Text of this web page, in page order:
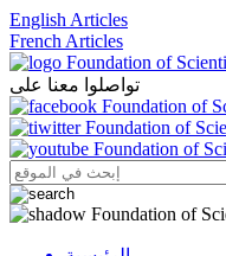
English Articles
French Articles
تواصلوا معنا على